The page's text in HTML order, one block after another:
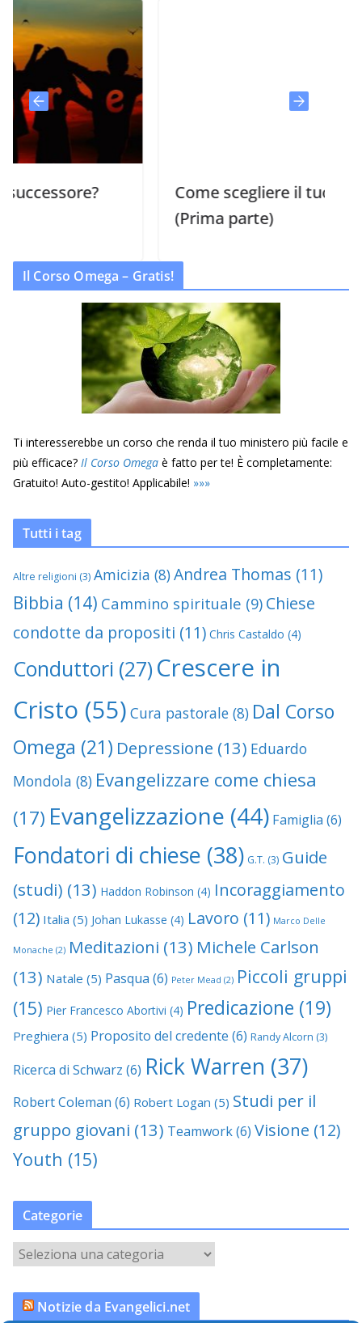
Come scegliere il tuo successore?
(Prima parte)
Il Corso Omega – Gratis!
Ti interesserebbe un corso che renda il tuo ministero più facile e
più efficace? Il Corso Omega è fatto per te! È completamente:
Gratuito! Auto-gestito! Applicabile! »»»
Tutti i tag
Altre religioni (3) Amicizia (8)Andrea Thomas (11)
Bibbia (14) Cammino spirituale (9) Chiese
condotte da propositi (11) Chris Castaldo (4)
Conduttori (27) Crescere in
Cristo (55) Cura pastorale (8) Dal Corso
Omega (21) Depressione (13) Eduardo
Mondola (8) Evangelizzare come chiesa
(17) Evangelizzazione (44) Famiglia (6)
Fondatori di chiese (38) G.T. (3) Guide
(studi) (13) Haddon Robinson (4) Incoraggiamento
(12) Italia (5) Johan Lukasse (4) Lavoro (11) Marco Delle
Monache (2) Meditazioni (13) Michele Carlson
(13) Natale (5) Pasqua (6) Peter Mead (2) Piccoli gruppi
(15) Pier Francesco Abortivi (4) Predicazione (19)
Preghiera (5) Proposito del credente (6) Randy Alcorn (3)
Ricerca di Schwarz (6) Rick Warren (37)
Robert Coleman (6) Robert Logan (5) Studi per il
gruppo giovani (13) Teamwork(6) Visione (12)
Youth (15)
Categorie
a
t
Notizie da Evangelici.net